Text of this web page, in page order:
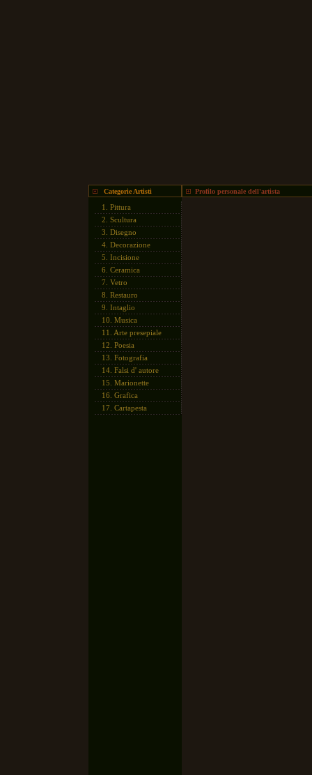
Categorie Artisti
1. Pittura
2. Scultura
3. Disegno
4. Decorazione
5. Incisione
6. Ceramica
7. Vetro
8. Restauro
9. Intaglio
10. Musica
11. Arte presepiale
12. Poesia
13. Fotografia
14. Falsi d' autore
15. Marionette
16. Grafica
17. Cartapesta
Profilo personale dell'artista